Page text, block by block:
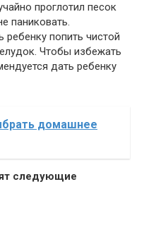
проглотил песок
паниковать.
попить чистой
Чтобы избежать
дать ребенку
домашнее
следующие